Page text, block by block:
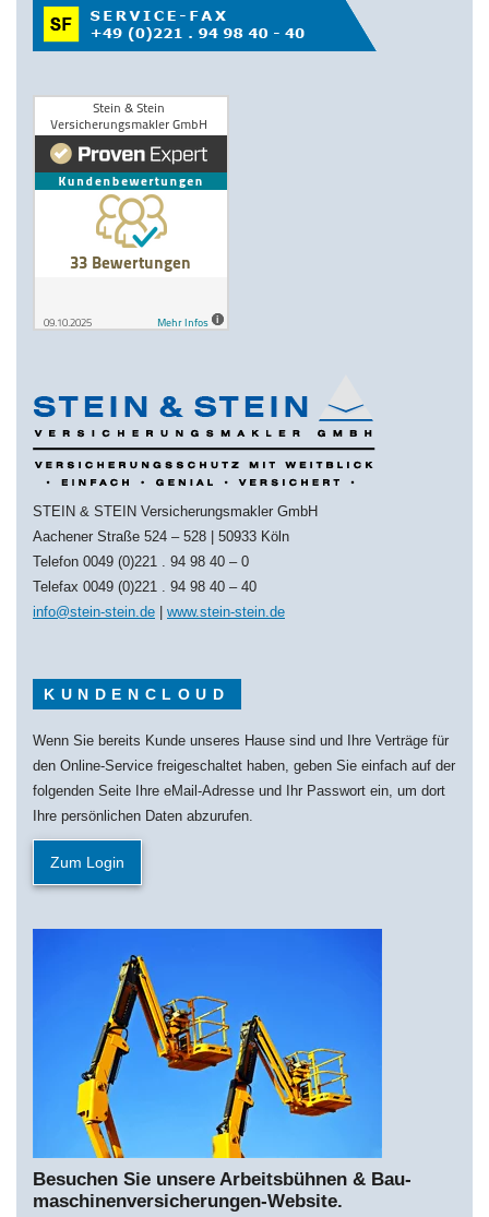
STEIN & STEIN Versicherungsmakler GmbH
Aachener Straße 524 – 528 | 50933 Köln
Telefon 0049 (0)221 . 94 98 40 – 0
Telefax 0049 (0)221 . 94 98 40 – 40
info@stein-stein.de
www.stein-stein.de
KUNDENCLOUD
Wenn Sie bereits Kunde unseres Hause sind und Ihre Verträge für
den Online-Service freigeschaltet haben, geben Sie einfach auf der
folgenden Seite Ihre eMail-Adresse und Ihr Passwort ein, um dort
Ihre persönlichen Daten abzurufen.
Zum Login
Besuchen Sie unsere Arbeitsbühnen & Bau­
maschi­nen­­versich­erungen-Website.